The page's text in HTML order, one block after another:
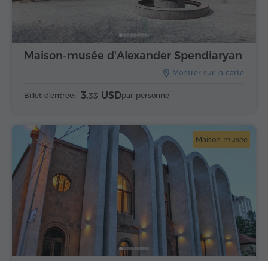
Montrer sur la carte
Maison-musée d'Alexander Spendiaryan
Billet d'entrée: 3.33 USDpar personne
Maison-musée